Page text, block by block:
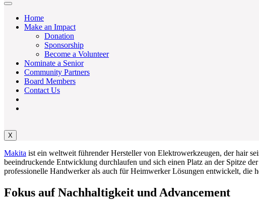
Home
Make an Impact
Donation
Sponsorship
Become a Volunteer
Nominate a Senior
Community Partners
Board Members
Contact Us
X
Makita ist ein weltweit führender Hersteller von Elektrowerkzeugen, der hair
beeindruckende Entwicklung durchlaufen und sich einen Platz an der Spitze
professionelle Handwerker als auch für Heimwerker Lösungen entwickelt, die
Fokus auf Nachhaltigkeit und Advancement